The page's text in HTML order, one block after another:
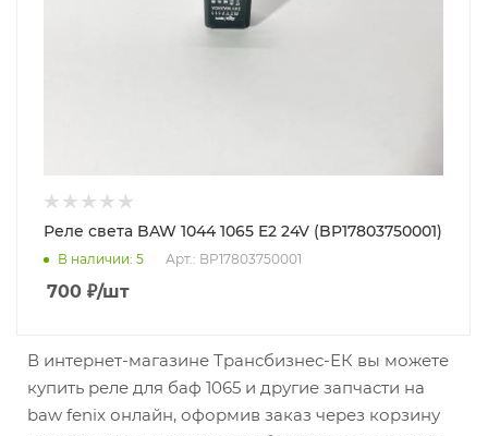
Реле света BAW 1044 1065 E2 24V (BP17803750001)
В наличии: 5 Арт.: BP17803750001
700 ₽/шт
В интернет-магазине Трансбизнес-ЕК вы можете
купить реле для баф 1065 и другие запчасти на
baw fenix онлайн, оформив заказ через корзину